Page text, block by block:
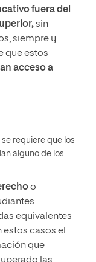
fuera del
sin
siempre y
que estos
acceso a
requiere que los
alguno de los
o
equivalentes
casos el
que